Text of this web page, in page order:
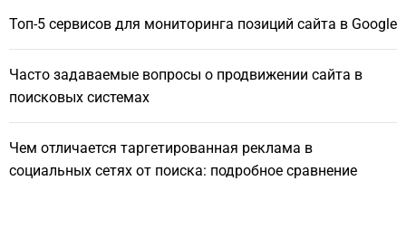
Топ-5 сервисов для мониторинга позиций сайта в Google
Часто задаваемые вопросы о продвижении сайта в
поисковых системах
Чем отличается таргетированная реклама в
социальных сетях от поиска: подробное сравнение